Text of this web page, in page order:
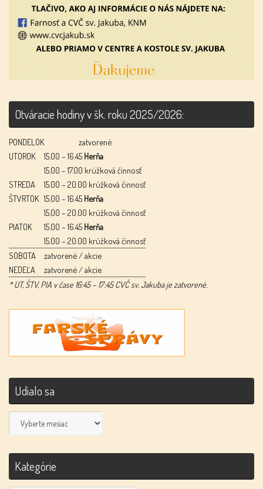
Otváracie hodiny v šk. roku 2025/2026:
PONDELOK
zatvorené
UTOROK
15.00 – 16.45 Herňa
15.00 – 17.00 krúžková činnosť
STREDA
15.00 – 20.00 krúžková činnosť
ŠTVRTOK 15.00 – 16.45 Herňa
15.00 – 20.00 krúžková činnosť
PIATOK
15.00 – 16.45 Herňa
15.00 – 20.00 krúžková činnosť
SOBOTA
zatvorené / akcie
NEDEĽA
zatvorené / akcie
* UT, ŠTV, PIA v čase 16:45 – 17:45 CVČ sv. Jakuba je zatvorené.
Udialo sa
Udialo
sa
Kategórie